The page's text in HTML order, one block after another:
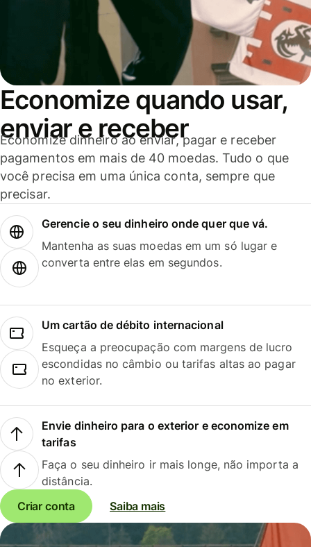
Economize quando usar,
enviar e receber
Economize dinheiro ao enviar, pagar e receber
pagamentos em mais de 40 moedas. Tudo o que
você precisa em uma única conta, sempre que
precisar.
Gerencie o seu dinheiro onde quer que vá.
Mantenha as suas moedas em um só lugar e
converta entre elas em segundos.
Um cartão de débito internacional
Esqueça a preocupação com margens de lucro
escondidas no câmbio ou tarifas altas ao pagar
no exterior.
Envie dinheiro para o exterior e economize em
tarifas
Faça o seu dinheiro ir mais longe, não importa a
distância.
Criar conta
Saiba mais